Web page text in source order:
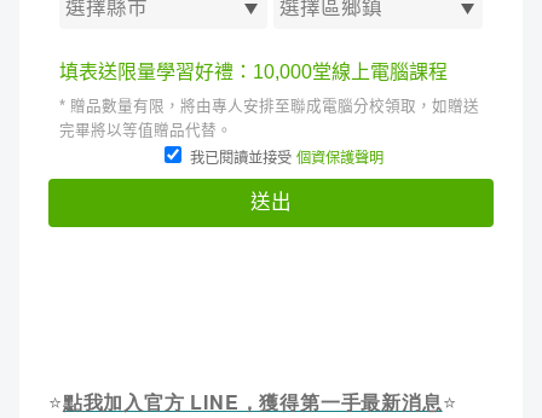
⭐點我加入官方 LINE，獲得第一手最新消息⭐